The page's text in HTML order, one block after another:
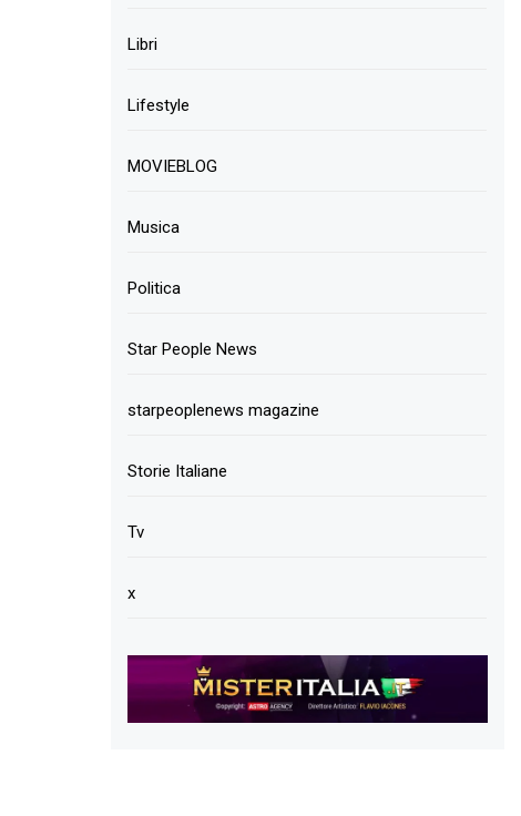
Libri
Lifestyle
MOVIEBLOG
Musica
Politica
Star People News
starpeoplenews magazine
Storie Italiane
Tv
x